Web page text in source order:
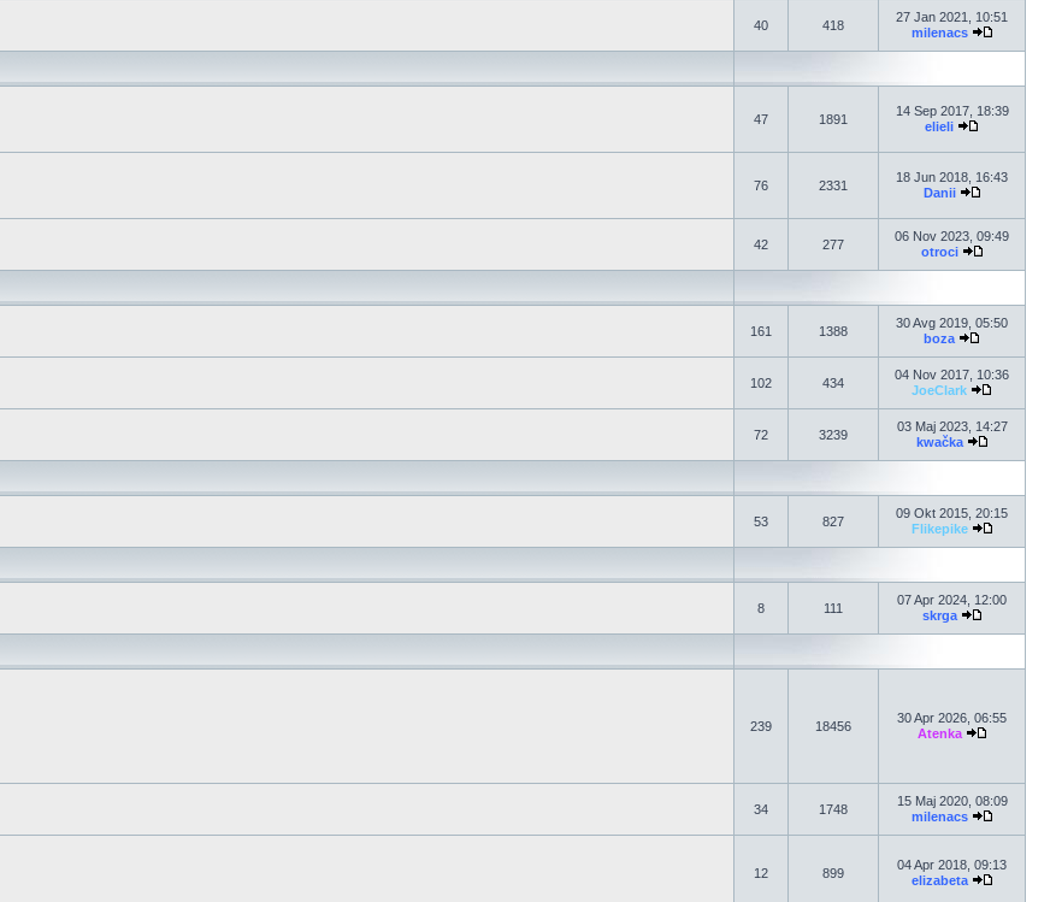
40 418
27 Jan 2021, 10:51
milenacs
47 1891
14 Sep 2017, 18:39
elieli
76 2331
18 Jun 2018, 16:43
Danii
42 277
06 Nov 2023, 09:49
otroci
161 1388
30 Avg 2019, 05:50
boza
102 434
04 Nov 2017, 10:36
JoeClark
72 3239
03 Maj 2023, 14:27
kwačka
53 827
09 Okt 2015, 20:15
Flikepike
8 111
07 Apr 2024, 12:00
skrga
239 18456
30 Apr 2026, 06:55
Atenka
34 1748
15 Maj 2020, 08:09
milenacs
12 899
04 Apr 2018, 09:13
elizabeta